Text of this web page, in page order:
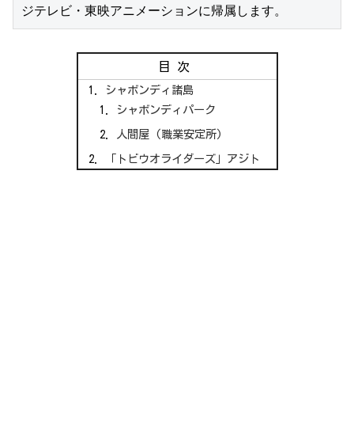
ジテレビ・東映アニメーションに帰属します。
目次
シャボンディ諸島
シャボンディパーク
人間屋 (職業安定所)
「トビウオライダーズ」アジト